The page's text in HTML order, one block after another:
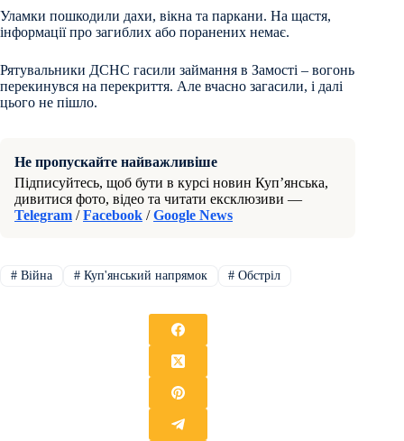
Уламки пошкодили дахи, вікна та паркани. На щастя,
інформації про загиблих або поранених немає.
Рятувальники ДСНС гасили займання в Замості – вогонь
перекинувся на перекриття. Але вчасно загасили, і далі
цього не пішло.
Не пропускайте найважливіше
Підписуйтесь, щоб бути в курсі новин Куп’янська,
дивитися фото, відео та читати ексклюзиви —
Telegram /Facebook /Google News
#Війна #Куп'янський напрямок # Обстріл